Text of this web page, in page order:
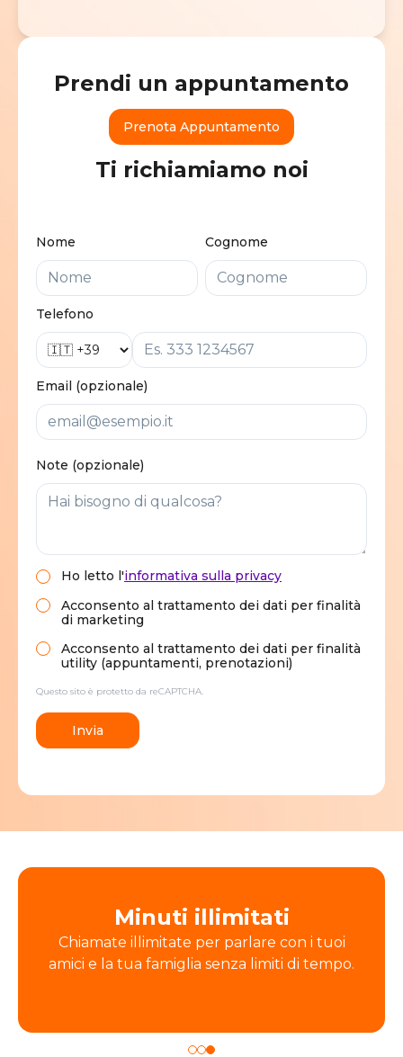
Prendi un appuntamento
Prenota Appuntamento
Ti richiamiamo noi
Nome Cognome
Telefono
Email (opzionale)
Note (opzionale)
Ho letto l'informativa sulla privacy
Acconsento al trattamento dei dati per finalità
di marketing
Acconsento al trattamento dei dati per finalità
utility (appuntamenti, prenotazioni)
Questo sito è protetto da reCAPTCHA.
Invia
Minuti illimitati
Chiamate illimitate per parlare con i tuoi
amici e la tua famiglia senza limiti di tempo.